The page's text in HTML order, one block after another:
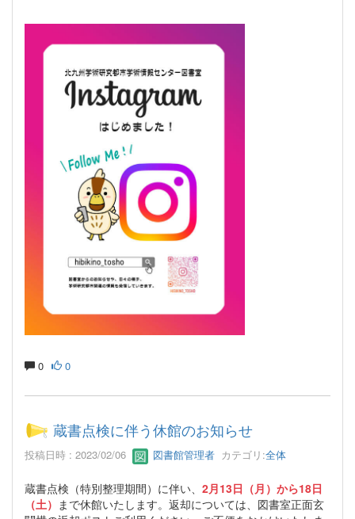
0 0
蔵書点検に伴う休館のお知らせ
投稿日時 : 2023/02/06 図書館管理者 カテゴリ:全体
蔵書点検（特別整理期間）に伴い、 2月13日（月）から18日
（土） まで休館いたします。返却については、図書室正面玄